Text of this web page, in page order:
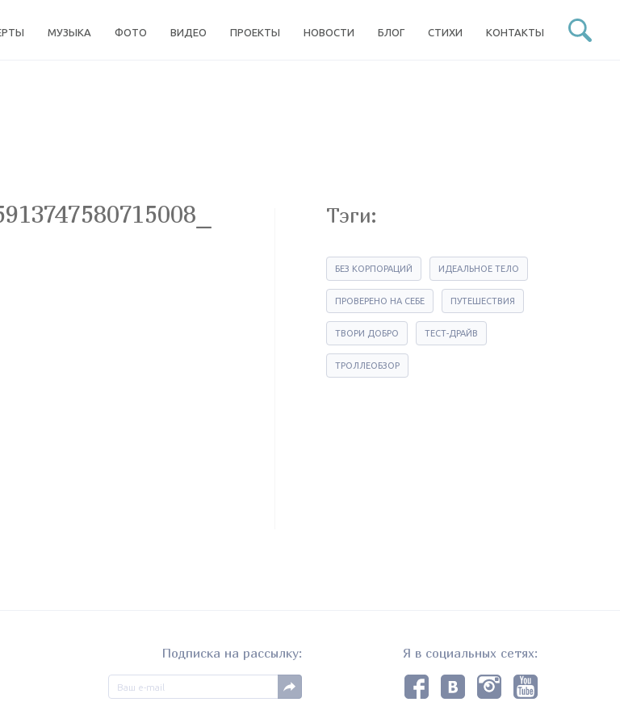
МУЗЫКА ФОТО ВИДЕО ПРОЕКТЫ НОВОСТИ БЛОГ СТИХИ КОНТАКТЫ
Тэги:
БЕЗ КОРПОРАЦИЙ ИДЕАЛЬНОЕ ТЕЛО
ПРОВЕРЕНО НА СЕБЕ ПУТЕШЕСТВИЯ
ТВОРИ ДОБРО ТЕСТ-ДРАЙВ
ТРОЛЛЕОБЗОР
Подписка на рассылку: Я в социальных сетях: